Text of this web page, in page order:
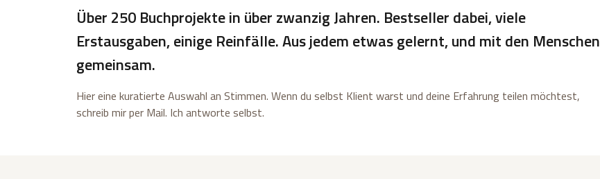
Über 250 Buchprojekte in über zwanzig Jahren. Bestseller dabei, viele
Erstausgaben, einige Reinfälle. Aus jedem etwas gelernt, und mit den Menschen
gemeinsam.
Hier eine kuratierte Auswahl an Stimmen. Wenn du selbst Klient warst und deine Erfahrung teilen möchtest,
schreib mir per Mail. Ich antworte selbst.